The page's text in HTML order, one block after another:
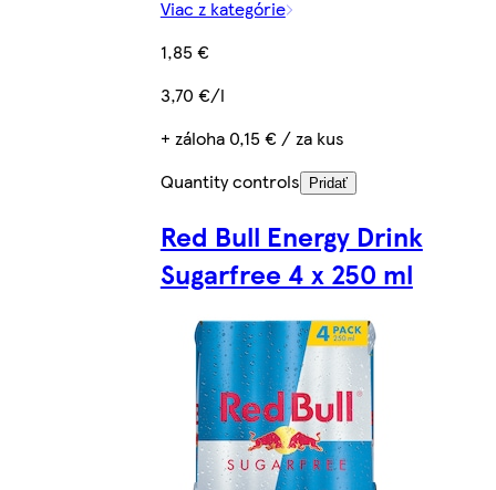
Viac z kategórie
1,85 €
3,70 €/l
+ záloha 0,15 € / za kus
Quantity controls
Pridať
Red Bull Energy Drink
Sugarfree 4 x 250 ml